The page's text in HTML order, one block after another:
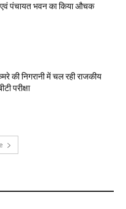
पंचायत भवन का किया औचक
की निगरानी में चल रही राजकीय
परीक्षा